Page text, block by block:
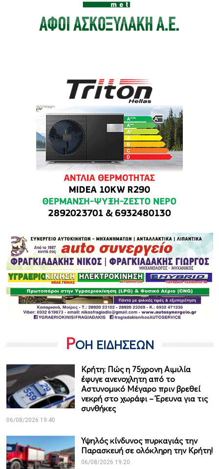
ΡΟΗ ΕΙΔΗΣΕΩΝ
Κρήτη: Πώς η 75χρονη Αιμιλία
έφυγε ανενοχλητη από το
Αστυνομικό Μέγαρο πριν βρεθεί
νεκρή στο χωράφι – Έρευνα για τις
συνθήκες
06/08/2026 19:40
Υψηλός κίνδυνος πυρκαγιάς την
Παρασκευή σε ολόκληρη την Κρήτη!
06/08/2026 19:20